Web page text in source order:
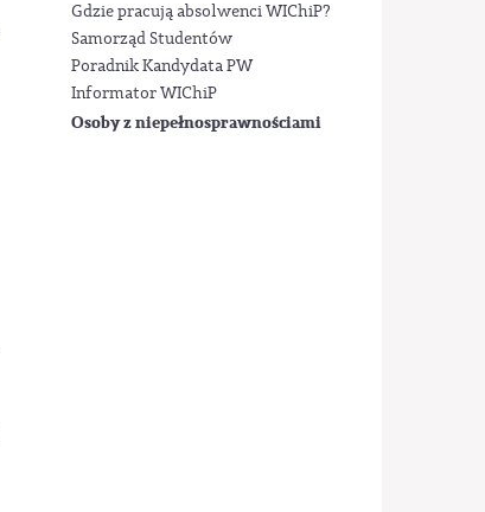
Gdzie pracują absolwenci WIChiP?
Samorząd Studentów
Poradnik Kandydata PW
Informator WIChiP
Osoby z niepełnosprawnościami